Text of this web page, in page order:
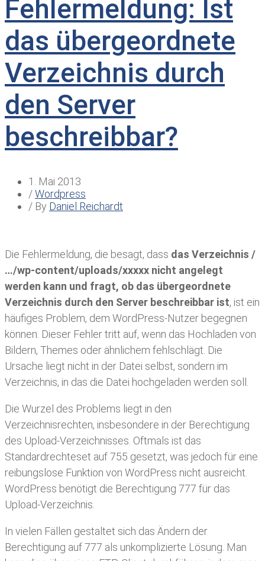
Fehlermeldung: Ist
das übergeordnete
Verzeichnis durch
den Server
beschreibbar?
1. Mai 2013
/Wordpress
/ By Daniel Reichardt
Die Fehlermeldung, die besagt, dass das Verzeichnis /
…/wp-content/uploads/xxxxx nicht angelegt
werden kann und fragt, ob das übergeordnete
Verzeichnis durch den Server beschreibbar ist, ist ein
häufiges Problem, dem WordPress-Nutzer begegnen
können. Dieser Fehler tritt auf, wenn das Hochladen von
Bildern, Themes oder ähnlichem fehlschlägt. Die
Ursache liegt nicht in der Datei selbst, sondern im
Verzeichnis, in das die Datei hochgeladen werden soll.
Die Wurzel des Problems liegt in den
Verzeichnisrechten, insbesondere in der Berechtigung
des Upload-Verzeichnisses. Oftmals ist das
Standardrechteset auf 755 gesetzt, was jedoch für eine
reibungslose Funktion von WordPress nicht ausreicht.
WordPress benötigt die Berechtigung 777 für das
Upload-Verzeichnis.
In vielen Fällen gestaltet sich das Ändern der
Berechtigung auf 777 als unkomplizierte Lösung. Man